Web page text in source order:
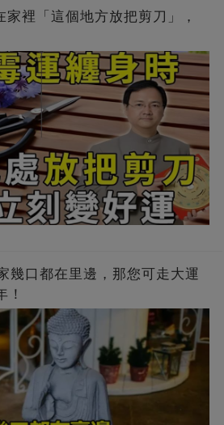
裡「這個地方放把剪刀」，
幾口都在里邊，那您可走大運
！